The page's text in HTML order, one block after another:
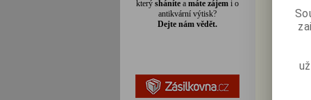
který sháníte a máte zájem i o
antikvární výtisk?
Dejte nám vědět.